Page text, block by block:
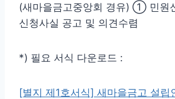
(새마을금고중앙회 경유) ① 민
신청사실 공고 및 의견수렴
*) 필요 서식 다운로드 :
[별지 제1호서식] 새마을금고 설립